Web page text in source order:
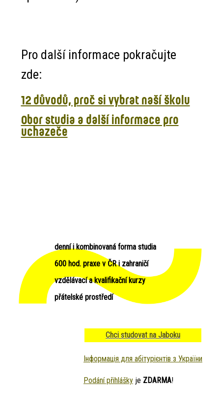
Pro další informace pokračujte
zde:
12 důvodů, proč si vybrat naší školu
Obor studia a další informace pro
uchazeče
denní i kombinovaná forma studia
600 hod. praxe v ČR i zahraničí
vzdělávací a kvalifikační kurzy
přátelské prostředí
Chci studovat na Jaboku
Інформація для абітурієнтів з України
Podání přihlášky je ZDARMA!